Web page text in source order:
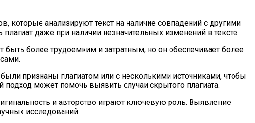
которые анализируют текст на наличие совпадений с другими
даже при наличии незначительных изменений в тексте.
быть более трудоемким и затратным, но он обеспечивает более
признаны плагиатом или с несколькими источниками, чтобы
может помочь выявить случаи скрытого плагиата.
и авторство играют ключевую роль. Выявление
исследований.